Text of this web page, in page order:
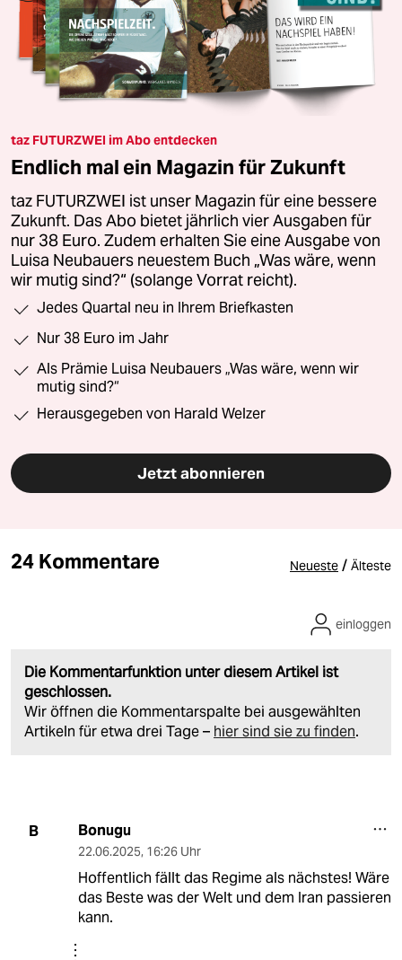
taz FUTURZWEI im Abo entdecken
Endlich mal ein Magazin für Zukunft
taz FUTURZWEI ist unser Magazin für eine bessere
Zukunft. Das Abo bietet jährlich vier Ausgaben für
nur 38 Euro. Zudem erhalten Sie eine Ausgabe von
Luisa Neubauers neuestem Buch „Was wäre, wenn
wir mutig sind?“ (solange Vorrat reicht).
Jedes Quartal neu in Ihrem Briefkasten
Nur 38 Euro im Jahr
Als Prämie Luisa Neubauers „Was wäre, wenn wir
mutig sind?“
Herausgegeben von Harald Welzer
Jetzt abonnieren
24 Kommentare Neueste / Älteste
Die Kommentarfunktion unter diesem Artikel ist
geschlossen.
Wir öffnen die Kommentarspalte bei ausgewählten
Artikeln für etwa drei Tage – hier sind sie zu finden.
einloggen
B Bonugu
22.06.2025, 16:26 Uhr
Hoffentlich fällt das Regime als nächstes! Wäre
das Beste was der Welt und dem Iran passieren
kann.